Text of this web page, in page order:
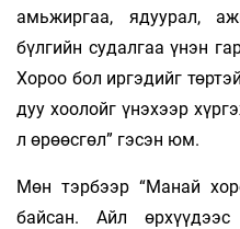
амьжиргаа, ядуурал,
бүлгийн судалгаа үнэн
Хороо бол иргэдийг
дуу хоолойг үнэхээр
л өрөөсгөл” гэсэн юм.
Мөн тэрбээр “Манай
байсан. Айл өрхүүдээс